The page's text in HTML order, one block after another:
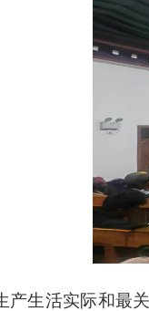
产生活实际和最